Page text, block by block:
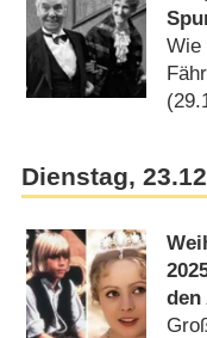
Wie
Dienstag,
den